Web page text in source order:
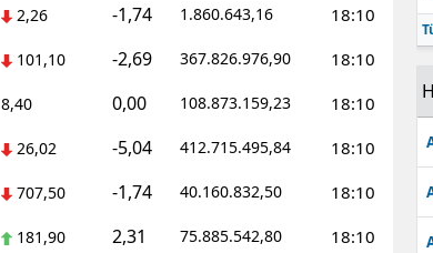
2,26 -1,74 1.860.643,16 18:10
101,10 -2,69 367.826.976,90 18:10
8,40 0,00 108.873.159,23 18:10
26,02 -5,04 412.715.495,84 18:10
707,50 -1,74 40.160.832,50 18:10
181,90 2,31 75.885.542,80 18:10